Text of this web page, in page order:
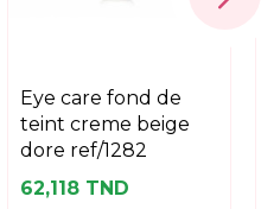
eye care fond de
teint creme beige
dore ref/1282
62,118 TND